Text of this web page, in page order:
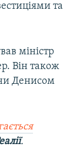
та
міністр
Він також
Денисом
.